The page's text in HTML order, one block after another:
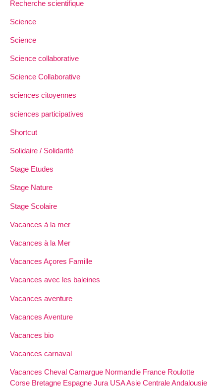
Recherche scientifique
Science
Science
Science collaborative
Science Collaborative
sciences citoyennes
sciences participatives
Shortcut
Solidaire / Solidarité
Stage Etudes
Stage Nature
Stage Scolaire
Vacances à la mer
Vacances à la Mer
Vacances Açores Famille
Vacances avec les baleines
Vacances aventure
Vacances Aventure
Vacances bio
Vacances carnaval
Vacances Cheval Camargue Normandie France Roulotte
Corse Bretagne Espagne Jura USA Asie Centrale Andalousie